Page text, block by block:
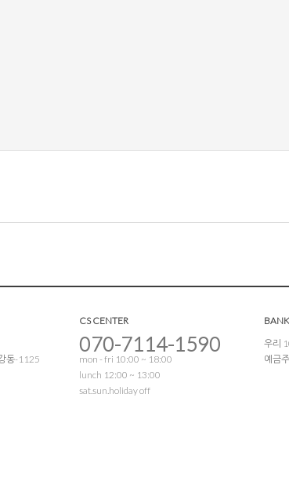
동-1125
CS CENTER
070-7114-1590
mon - fri 10:00 ~ 18:00
lunch 12:00 ~ 13:00
sat.sun.holiday off
우리
예금